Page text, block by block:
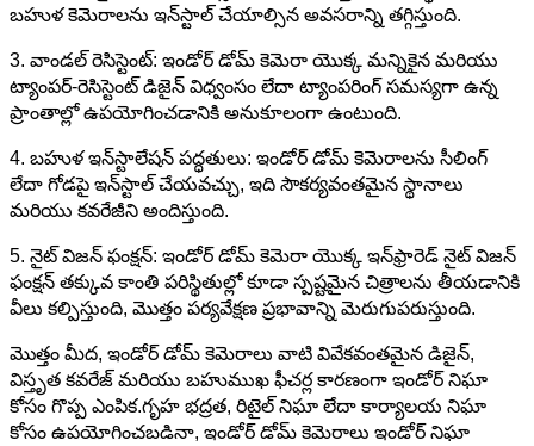
బహుళ కెమెరాలను ఇన్‌స్టాల్ చేయాల్సిన అవసరాన్ని తగ్గిస్తుంది.
3. వాండల్ రెసిస్టెంట్: ఇండోర్ డోమ్ కెమెరా యొక్క మన్నికైన మరియు
ట్యాంపర్-రెసిస్టెంట్ డిజైన్ విధ్వంసం లేదా ట్యాంపరింగ్ సమస్యగా ఉన్న
ప్రాంతాల్లో ఉపయోగించడానికి అనుకూలంగా ఉంటుంది.
4. బహుళ ఇన్‌స్టాలేషన్ పద్ధతులు: ఇండోర్ డోమ్ కెమెరాలను సీలింగ్
లేదా గోడపై ఇన్‌స్టాల్ చేయవచ్చు, ఇది సౌకర్యవంతమైన స్థానాలు
మరియు కవరేజీని అందిస్తుంది.
5. నైట్ విజన్ ఫంక్షన్: ఇండోర్ డోమ్ కెమెరా యొక్క ఇన్‌ఫ్రారెడ్ నైట్ విజన్
ఫంక్షన్ తక్కువ కాంతి పరిస్థితుల్లో కూడా స్పష్టమైన చిత్రాలను తీయడానికి
వీలు కల్పిస్తుంది, మొత్తం పర్యవేక్షణ ప్రభావాన్ని మెరుగుపరుస్తుంది.
మొత్తం మీద, ఇండోర్ డోమ్ కెమెరాలు వాటి వివేకవంతమైన డిజైన్,
విస్తృత కవరేజ్ మరియు బహుముఖ ఫీచర్ల కారణంగా ఇండోర్ నిఘా
కోసం గొప్ప ఎంపిక.గృహ భద్రత, రిటైల్ నిఘా లేదా కార్యాలయ నిఘా
కోసం ఉపయోగించబడినా, ఇండోర్ డోమ్ కెమెరాలు ఇండోర్ నిఘా